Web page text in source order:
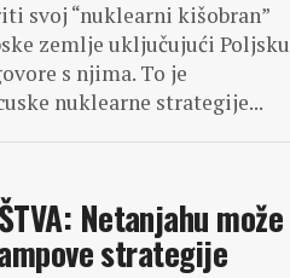
svoj “nuklearni kišobran”
zemlje uključujući Poljsku
s njima. To je
nuklearne strategije...
Netanjahu može
strategije